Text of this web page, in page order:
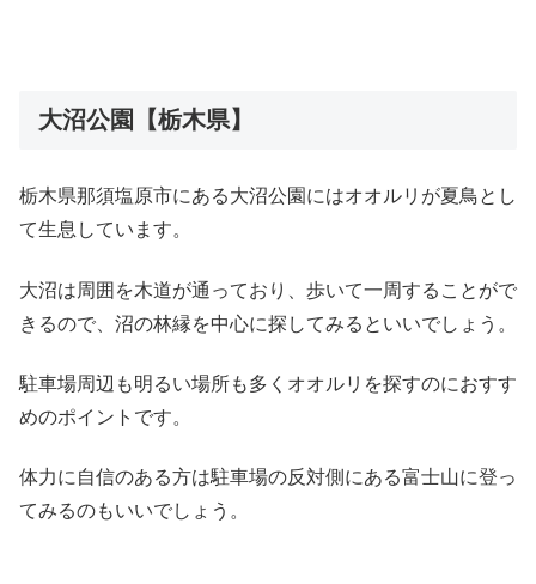
大沼公園【栃木県】
栃木県那須塩原市にある大沼公園にはオオルリが夏鳥とし
て生息しています。
大沼は周囲を木道が通っており、歩いて一周することがで
きるので、沼の林縁を中心に探してみるといいでしょう。
駐車場周辺も明るい場所も多くオオルリを探すのにおすす
めのポイントです。
体力に自信のある方は駐車場の反対側にある富士山に登っ
てみるのもいいでしょう。